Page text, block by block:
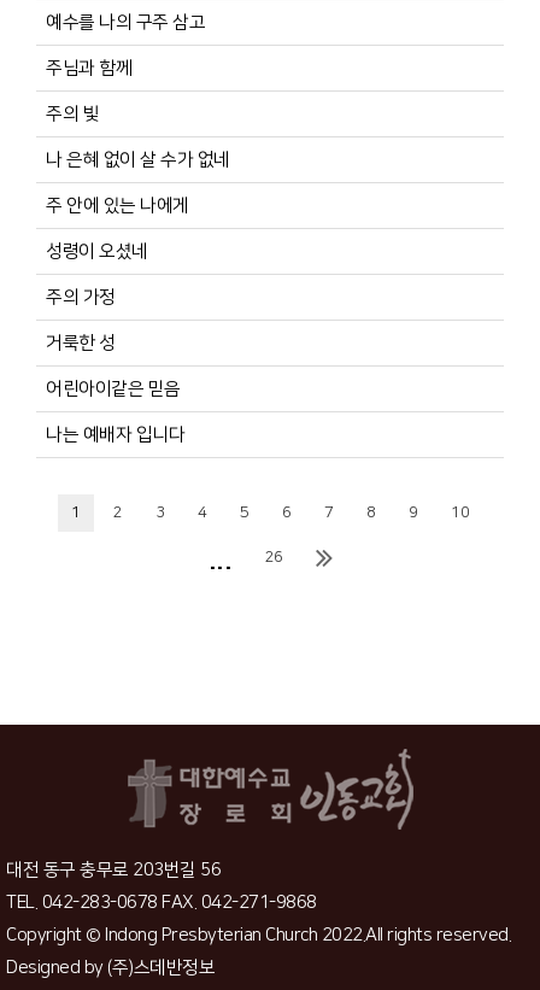
예수를 나의 구주 삼고
주님과 함께
주의 빛
나 은혜 없이 살 수가 없네
주 안에 있는 나에게
성령이 오셨네
주의 가정
거룩한 성
어린아이같은 믿음
나는 예배자 입니다
1 2 3 4 5 6 7 8 9 10
... 26
대전 동구 충무로 203번길 56
TEL. 042-283-0678 FAX. 042-271-9868
Copyright © Indong Presbyterian Church 2022.All rights reserved.
Designed by(주)스데반정보